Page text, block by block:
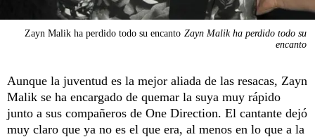
Zayn Malik ha perdido todo su encanto Zayn Malik ha perdido todo su
encanto
Aunque la juventud es la mejor aliada de las resacas, Zayn
Malik se ha encargado de quemar la suya muy rápido
junto a sus compañeros de One Direction. El cantante dejó
muy claro que ya no es el que era, al menos en lo que a la